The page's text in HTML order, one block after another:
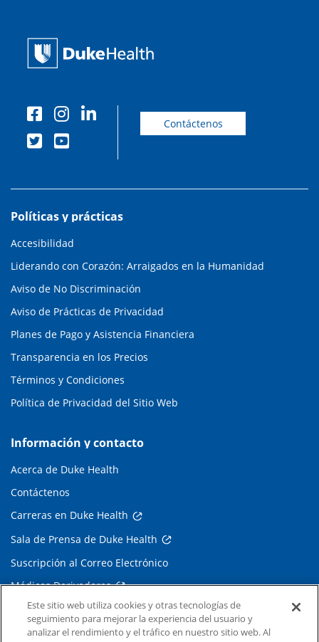
Contáctenos
Políticas y prácticas
Accesibilidad
Liderando con Corazón: Arraigados en la Humanidad
Aviso de No Discriminación
Aviso de Prácticas de Privacidad
Planes de Pago y Asistencia Financiera
Transparencia en los Precios
Términos y Condiciones
Política de Privacidad del Sitio Web
Información y contacto
Acerca de Duke Health
Contáctenos
Carreras en Duke Health
Sala de Prensa de Duke Health
Suscripción al Correo Electrónico
Médicos Derivadores
Enlaces relacionados
Este sitio web utiliza cookies y otras tecnologías de
seguimiento para mejorar la experiencia del usuario y
analizar el rendimiento y el tráfico en nuestro sitio web. Al